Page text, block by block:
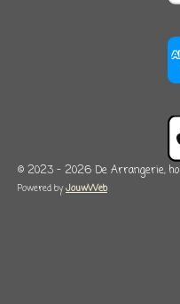
© 2023 - 2026 De Arrangerie,
Powered byJouwWeb